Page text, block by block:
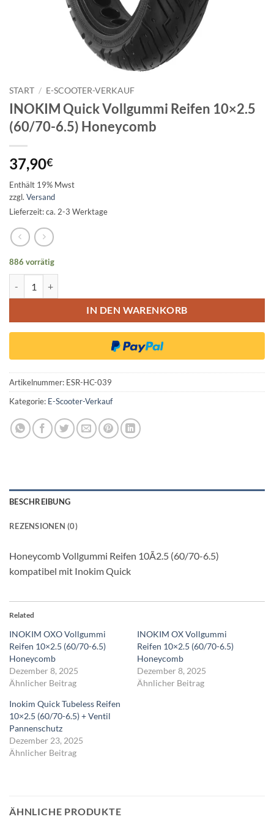
START / E-SCOOTER-VERKAUF
INOKIM Quick Vollgummi Reifen 10×2.5
(60/70-6.5) Honeycomb
37,90€
Enthält 19% Mwst
zzgl. Versand
Lieferzeit: ca. 2-3 Werktage
886 vorrätig
IN DEN WARENKORB
Artikelnummer: ESR-HC-039
Kategorie: E-Scooter-Verkauf
BESCHREIBUNG
REZENSIONEN (0)
Honeycomb Vollgummi Reifen 10Ã2.5 (60/70-6.5)
kompatibel mit Inokim Quick
Related
INOKIM OXO Vollgummi
Reifen 10×2.5 (60/70-6.5)
Honeycomb
Dezember 8, 2025
Ähnlicher Beitrag
INOKIM OX Vollgummi
Reifen 10×2.5 (60/70-6.5)
Honeycomb
Dezember 8, 2025
Ähnlicher Beitrag
Inokim Quick Tubeless Reifen
10×2.5 (60/70-6.5) + Ventil
Pannenschutz
Dezember 23, 2025
Ähnlicher Beitrag
ÄHNLICHE PRODUKTE